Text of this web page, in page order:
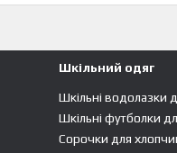
Шкільний одяг
Шкільні водолазки
Шкільні футболки
Сорочки для